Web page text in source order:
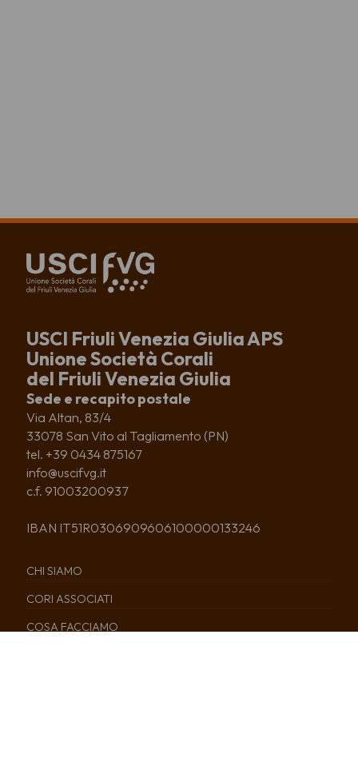
USCI Friuli Venezia Giulia APS
Unione Società Corali
del Friuli Venezia Giulia
Sede e recapito postale
Via Altan, 83/4
33078 San Vito al Tagliamento (PN)
tel. +39 0434 875167
info@uscifvg.it
c.f. 91003200937
IBAN IT51R0306909606100000133246
CHI SIAMO
CORI ASSOCIATI
COSA FACCIAMO